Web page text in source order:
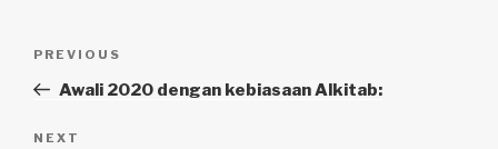
Previous
Post
PREVIOUS
Awali 2020 dengan kebiasaan Alkitab:
Next
NEXT